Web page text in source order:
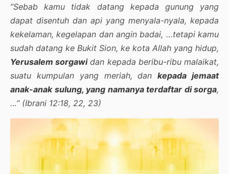
“Sebab kamu tidak datang kepada gunung yang
dapat disentuh dan api yang menyala-nyala, kepada
kekelaman, kegelapan dan angin badai, …tetapi kamu
sudah datang ke Bukit Sion, ke kota Allah yang hidup,
Yerusalem sorgawidan kepada beribu-ribu malaikat,
suatu kumpulan yang meriah, dankepada jemaat
anak-anak sulung, yang namanya terdaftar di sorga,
…” (Ibrani 12:18, 22, 23)